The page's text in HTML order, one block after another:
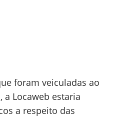
foram veiculadas ao
Locaweb estaria
a respeito das